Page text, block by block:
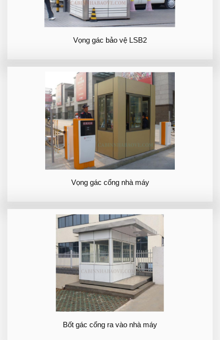
Vọng gác bảo vệ LSB2
Vọng gác cổng nhà máy
Bốt gác cổng ra vào nhà máy